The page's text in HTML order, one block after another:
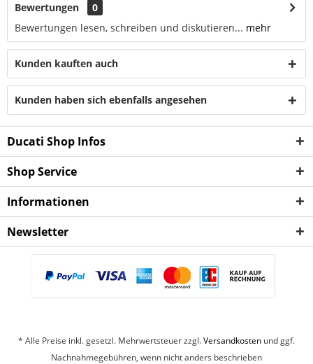
Bewertungen
0
Bewertungen lesen, schreiben und diskutieren... mehr
Kunden kauften auch
Kunden haben sich ebenfalls angesehen
Ducati Shop Infos
Shop Service
Informationen
Newsletter
* Alle Preise inkl. gesetzl. Mehrwertsteuer zzgl.Versandkosten und ggf.
Nachnahmegebühren, wenn nicht anders beschrieben